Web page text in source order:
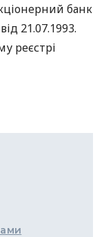
банк
21.07.1993.
реєстрі